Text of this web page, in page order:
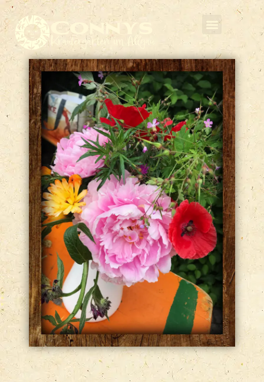
Connys
Kräutergarten im Allgäu